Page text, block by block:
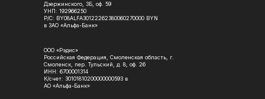
Дзержинского, 3Б, оф. 59
УНП: 192966250
Р/С: BY08ALFA30122262380060270000 BYN
в ЗАО «Альфа-Банк»
ООО «Рэдис»
Российская Федерация, Смоленская область, г.
Смоленск, пер. Тульский, д. 8, оф. 26
ИНН: 6700001314
К/счет: 30101810200000000593 в
АО «Альфа-Банк»